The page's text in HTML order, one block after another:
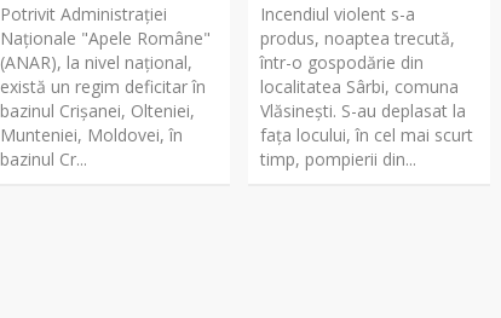
Potrivit Administraţiei
Naţionale "Apele Române"
(ANAR), la nivel naţional,
există un regim deficitar în
bazinul Crişanei, Olteniei,
Munteniei, Moldovei, în
bazinul Cr...
Incendiul violent s-a
produs, noaptea trecută,
într-o gospodărie din
localitatea Sârbi, comuna
Vlăsinești. S-au deplasat la
fața locului, în cel mai scurt
timp, pompierii din...